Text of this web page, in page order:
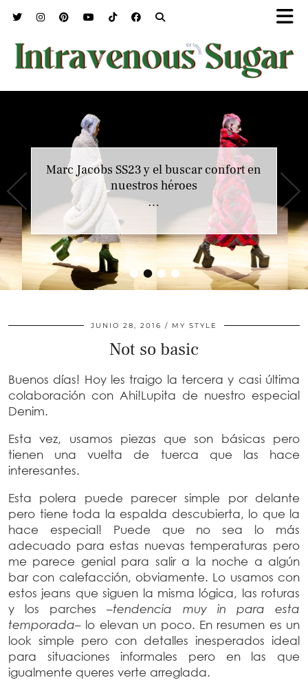
••••
Marc Jacobs SS23 y el buscar confort en
nuestros héroes
…
JUNIO 28, 2016 MY STYLE
Not so basic
Buenos días! Hoy les traigo la tercera y casi última
colaboración con Ahi!Lupita de nuestro especial
Denim.
Esta vez, usamos piezas que son básicas pero
tienen una vuelta de tuerca que las hace
interesantes.
Esta polera puede parecer simple por delante
pero tiene toda la espalda descubierta, lo que la
hace especial! Puede que no sea lo más
adecuado para estas nuevas temperaturas pero
me parece genial para salir a la noche a algún
bar con calefacción, obviamente. Lo usamos con
estos jeans que siguen la misma lógica, las roturas
y los parches –tendencia muy in para esta
temporada– lo elevan un poco. En resumen es un
look simple pero con detalles inesperados ideal
para situaciones informales pero en las que
igualmente queres verte arreglada.